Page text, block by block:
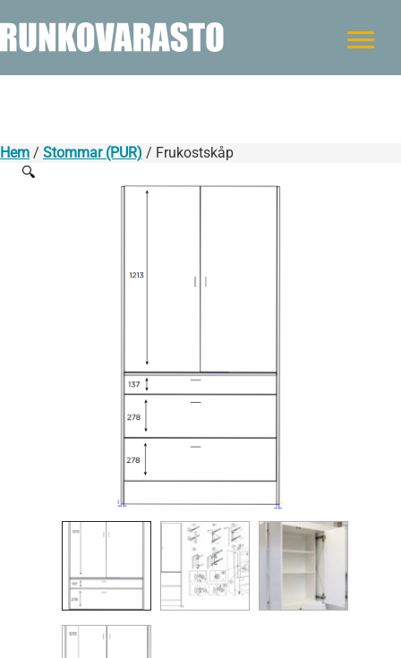
Hem / Stommar (PUR) / Frukostskåp
🔍